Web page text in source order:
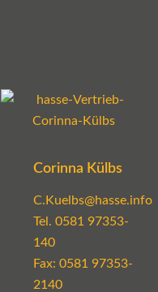
Corinna Külbs
C.Kuelbs@hasse.info
Tel. 0581 97353-
140
Fax: 0581 97353-
2140